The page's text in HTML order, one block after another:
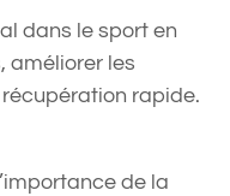
dans le sport en
améliorer les
rapide.
de la